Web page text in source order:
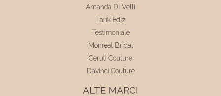
Amanda Di Velli
Tarik Ediz
Testimoniale
Monreal Bridal
Ceruti Couture
Davinci Couture
ALTE MARCI